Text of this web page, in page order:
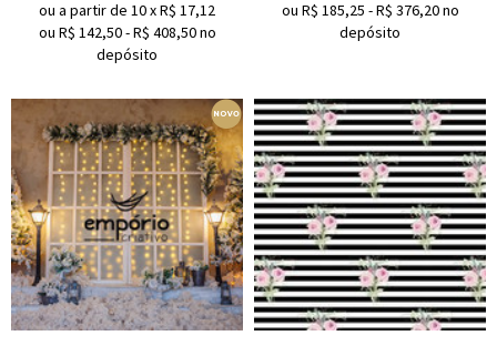
ou a partir de 10xR$ 17,12
ou R$ 142,50-R$ 408,50no
depósito
ou R$ 185,25 -R$ 376,20no
depósito